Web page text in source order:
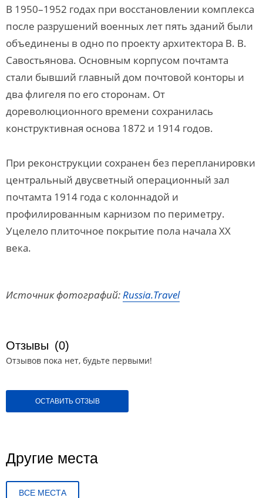
В 1950–1952 годах при восстановлении комплекса
после разрушений военных лет пять зданий были
объединены в одно по проекту архитектора В. В.
Савостьянова. Основным корпусом почтамта
стали бывший главный дом почтовой конторы и
два флигеля по его сторонам. От
дореволюционного времени сохранилась
конструктивная основа 1872 и 1914 годов.
При реконструкции сохранен без перепланировки
центральный двусветный операционный зал
почтамта 1914 года с колоннадой и
профилированным карнизом по периметру.
Уцелело плиточное покрытие пола начала XX
века.
Источник фотографий:Russia.Travel
Отзывы (0)
Отзывов пока нет, будьте первыми!
ОСТАВИТЬ ОТЗЫВ
Другие места
ВСЕ МЕСТА